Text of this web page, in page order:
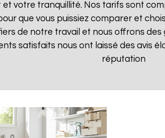
votre tranquillité. Nos tarifs sont
que vous puissiez comparer et
de notre travail et nous offrons
satisfaits nous ont laissé des avis
réputation